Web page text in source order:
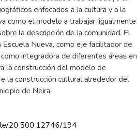
enfocados a la cultura y a la
como el modelo a trabajar; igualmente
la descripción de la comunidad. El
Nueva, como eje facilitador de
integradora de diferentes áreas en
la construcción del modelo de
la construcción cultural alrededor del
de Neira.
20.500.12746/194